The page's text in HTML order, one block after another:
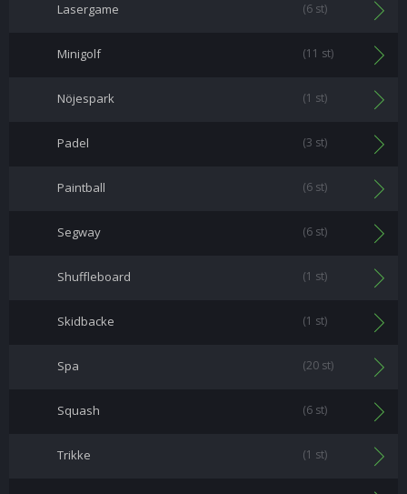
Lasergame (6 st)
Minigolf (11 st)
Nöjespark (1 st)
Padel (3 st)
Paintball (6 st)
Segway (6 st)
Shuffleboard (1 st)
Skidbacke (1 st)
Spa (20 st)
Squash (6 st)
Trikke (1 st)